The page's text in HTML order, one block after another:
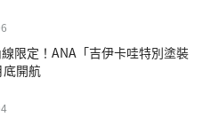
限定！ANA「吉伊卡哇特別塗裝
開航